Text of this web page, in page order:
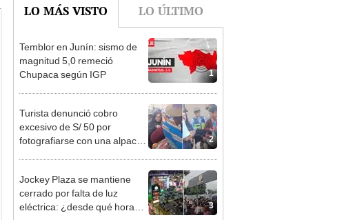
LO MÁS VISTO LO ÚLTIMO
1
Temblor en Junín: sismo de
magnitud 5,0 remeció
Chupaca según IGP
2
Turista denunció cobro
excesivo de S/ 50 por
fotografiarse con una alpaca
3
Jockey Plaza se mantiene
cerrado por falta de luz
eléctrica: ¿desde qué hora